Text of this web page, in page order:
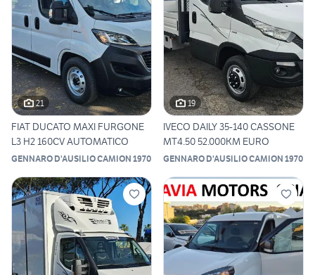
21
FIAT DUCATO MAXI FURGONE
L3 H2 160CV AUTOMATICO
GENNARO D'AUSILIO CAMION 1970
19
IVECO DAILY 35-140 CASSONE
MT4.50 52.000KM EURO
GENNARO D'AUSILIO CAMION 1970